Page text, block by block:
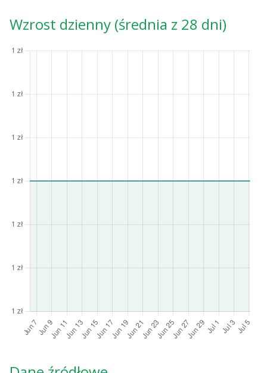
Wzrost dzienny (średnia z 28 dni)